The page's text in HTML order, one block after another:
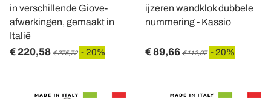
in verschillende Giove-
afwerkingen, gemaakt in
Italië
€ 220,58 € 275,72 - 20%
ijzeren wandklok dubbele
nummering - Kassio
€ 89,66 € 112,07 - 20%